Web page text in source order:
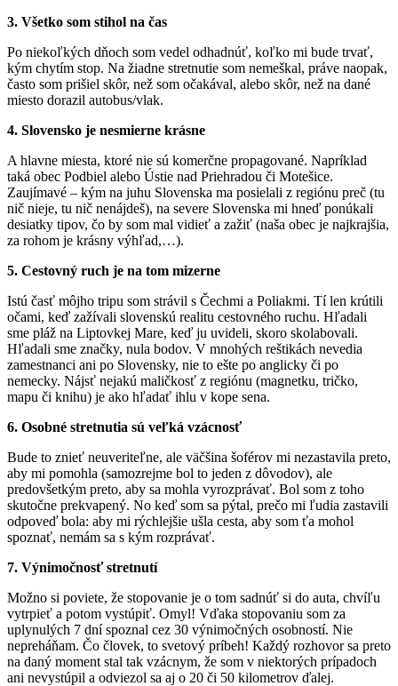
3. Všetko som stihol na čas
Po niekoľkých dňoch som vedel odhadnúť, koľko mi bude trvať,
kým chytím stop. Na žiadne stretnutie som nemeškal, práve naopak,
často som prišiel skôr, než som očakával, alebo skôr, než na dané
miesto dorazil autobus/vlak.
4. Slovensko je nesmierne krásne
A hlavne miesta, ktoré nie sú komerčne propagované. Napríklad
taká obec Podbiel alebo Ústie nad Priehradou či Motešice.
Zaujímavé – kým na juhu Slovenska ma posielali z regiónu preč (tu
nič nieje, tu nič nenájdeš), na severe Slovenska mi hneď ponúkali
desiatky tipov, čo by som mal vidieť a zažiť (naša obec je najkrajšia,
za rohom je krásny výhľad,…).
5. Cestovný ruch je na tom mizerne
Istú časť môjho tripu som strávil s Čechmi a Poliakmi. Tí len krútili
očami, keď zažívali slovenskú realitu cestovného ruchu. Hľadali
sme pláž na Liptovkej Mare, keď ju uvideli, skoro skolabovali.
Hľadali sme značky, nula bodov. V mnohých reštikách nevedia
zamestnanci ani po Slovensky, nie to ešte po anglicky či po
nemecky. Nájsť nejakú maličkosť z regiónu (magnetku, tričko,
mapu či knihu) je ako hľadať ihlu v kope sena.
6. Osobné stretnutia sú veľká vzácnosť
Bude to znieť neuveriteľne, ale väčšina šoférov mi nezastavila preto,
aby mi pomohla (samozrejme bol to jeden z dôvodov), ale
predovšetkým preto, aby sa mohla vyrozprávať. Bol som z toho
skutočne prekvapený. No keď som sa pýtal, prečo mi ľudia zastavili
odpoveď bola: aby mi rýchlejšie ušla cesta, aby som ťa mohol
spoznať, nemám sa s kým rozprávať.
7. Výnimočnosť stretnutí
Možno si poviete, že stopovanie je o tom sadnúť si do auta, chvíľu
vytrpieť a potom vystúpiť. Omyl! Vďaka stopovaniu som za
uplynulých 7 dní spoznal cez 30 výnimočných osobností. Nie
nepreháňam. Čo človek, to svetový príbeh! Každý rozhovor sa preto
na daný moment stal tak vzácnym, že som v niektorých prípadoch
ani nevystúpil a odviezol sa aj o 20 či 50 kilometrov ďalej.